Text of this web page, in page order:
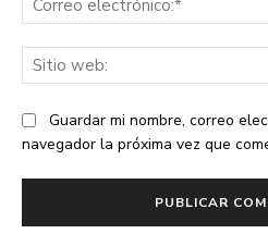
Guardar mi nombre, correo
navegador la próxima vez que